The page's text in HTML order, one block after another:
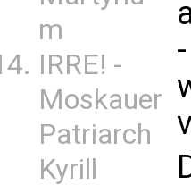
m
IRRE! -
Moskauer
Patriarch
Kyrill